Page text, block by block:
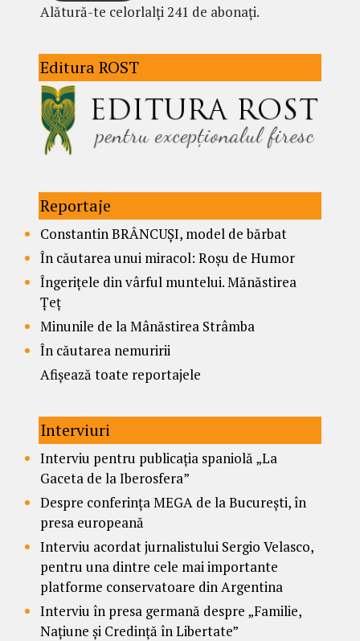
Alătură-te celorlalți 241 de abonați.
Editura ROST
Reportaje
Constantin BRÂNCUȘI, model de bărbat
În căutarea unui miracol: Roșu de Humor
Îngerițele din vârful muntelui. Mănăstirea
Țeț
Minunile de la Mânăstirea Strâmba
În căutarea nemuririi
Afișează toate reportajele
Interviuri
Interviu pentru publicația spaniolă „La
Gaceta de la Iberosfera”
Despre conferința MEGA de la București, în
presa europeană
Interviu acordat jurnalistului Sergio Velasco,
pentru una dintre cele mai importante
platforme conservatoare din Argentina
Interviu în presa germană despre „Familie,
Națiune și Credință în Libertate”